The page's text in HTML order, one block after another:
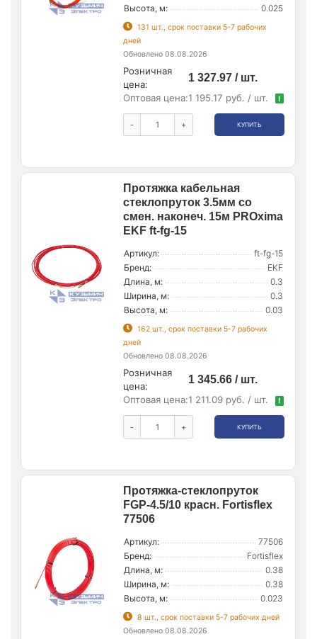
Высота, м: 0.025
131 шт., срок поставки 5-7 рабочих
дней
Обновлено 08.08.2026
Розничная
цена:
1 327.97 / шт.
Оптовая цена:1 195.17 руб. / шт. !
- + КУПИТЬ
Протяжка кабельная
стеклопруток 3.5мм со
смен. наконеч. 15м PROxima
EKF ft-fg-15
Артикул:
ft-fg-15
Бренд:
EKF
Длина, м:
0.3
Ширина, м:
0.3
Высота, м:
0.03
162 шт., срок поставки 5-7 рабочих
дней
Обновлено 08.08.2026
Розничная
цена:
1 345.66 / шт.
Оптовая цена:1 211.09 руб. / шт. !
- + КУПИТЬ
Протяжка-стеклопруток
FGP-4.5/10 красн. Fortisflex
77506
Артикул:
77506
Бренд:
Fortisflex
Длина, м:
0.38
Ширина, м:
0.38
Высота, м:
0.023
8 шт., срок поставки 5-7 рабочих дней
Обновлено 08.08.2026